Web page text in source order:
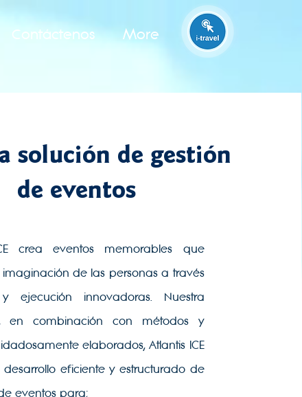
Contáctenos More
solución de gestión
de eventos
crea eventos memorables que
de las personas a través
ejecución innovadoras. Nuestra
en combinación con métodos y
elaborados, Atlantis ICE
eficiente y estructurado de
eventos para;